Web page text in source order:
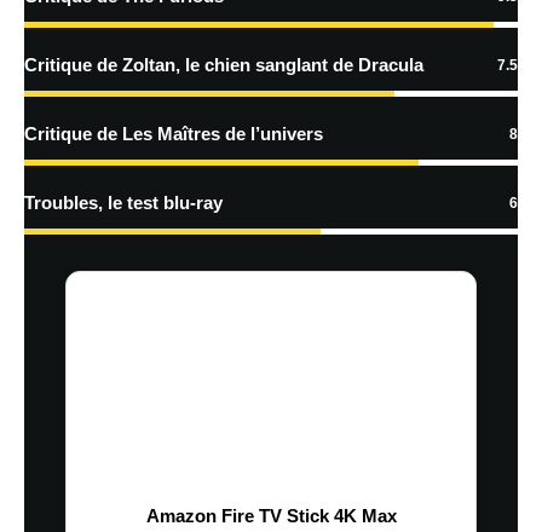
Critique de Zoltan, le chien sanglant de Dracula 7.5
Critique de Les Maîtres de l’univers 8
Troubles, le test blu-ray 6
Amazon Fire TV Stick 4K Max